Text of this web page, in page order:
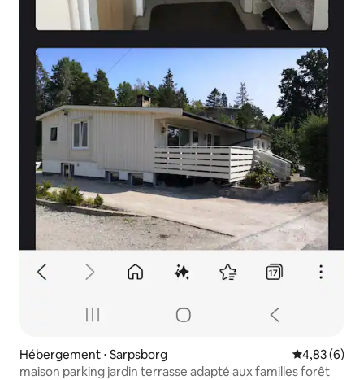
Hébergement ⋅ Sarpsborg Évaluation
4,83 (6)
maison parking jardin terrasse adapté aux familles forêt